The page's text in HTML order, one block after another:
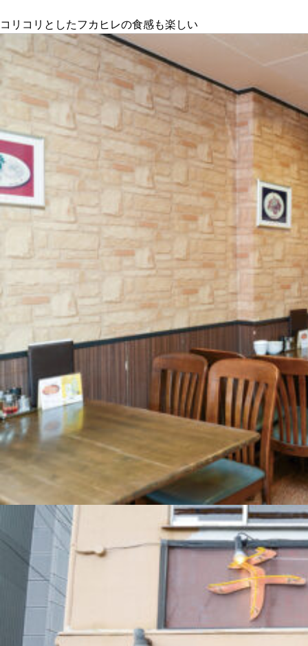
私と店のはなし
今月の京みやげ
京都の書店
CULTURE
すべて
関西で開催。
おすすめの展覧会
おすすめの映画
誠光社で選びました。
おすすめの本
紹介します。
おすすめのイベント
コリコリとしたフカヒレの食感も楽しい